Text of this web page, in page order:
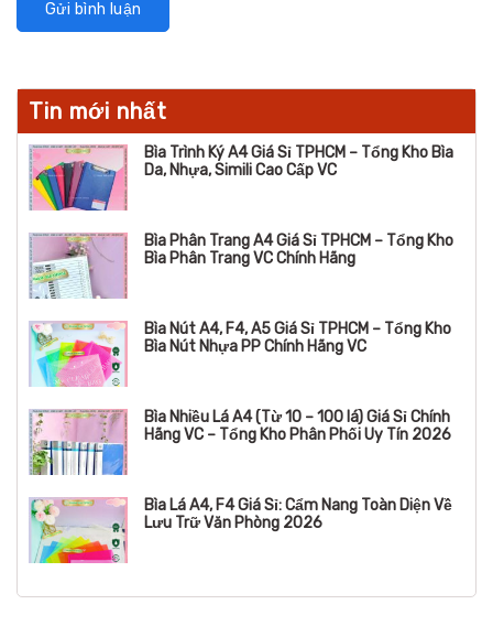
Tin mới nhất
Bìa Trình Ký A4 Giá Sỉ TPHCM – Tổng Kho Bìa
Da, Nhựa, Simili Cao Cấp VC
Bìa Phân Trang A4 Giá Sỉ TPHCM – Tổng Kho
Bìa Phân Trang VC Chính Hãng
Bìa Nút A4, F4, A5 Giá Sỉ TPHCM – Tổng Kho
Bìa Nút Nhựa PP Chính Hãng VC
Bìa Nhiều Lá A4 (Từ 10 – 100 lá) Giá Sỉ Chính
Hãng VC – Tổng Kho Phân Phối Uy Tín 2026
Bìa Lá A4, F4 Giá Sỉ: Cẩm Nang Toàn Diện Về
Lưu Trữ Văn Phòng 2026